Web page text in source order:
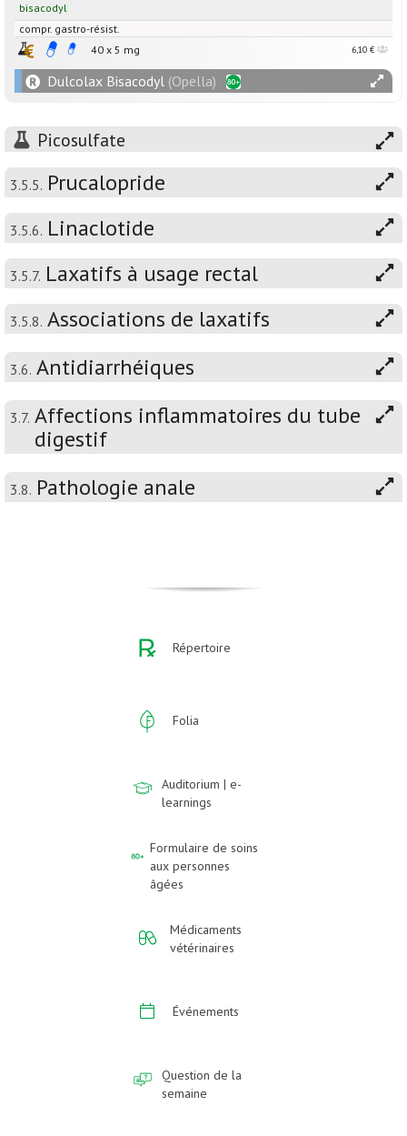
bisacodyl
compr. gastro-résist.
40 x 5 mg 6,10 €
Dulcolax Bisacodyl (Opella)
Picosulfate
3.5.5. Prucalopride
3.5.6. Linaclotide
3.5.7. Laxatifs à usage rectal
3.5.8. Associations de laxatifs
3.6. Antidiarrhéiques
3.7. Affections inflammatoires du tube
digestif
3.8. Pathologie anale
Répertoire
Folia
Auditorium | e-
learnings
Formulaire de soins
aux personnes
âgées
Médicaments
vétérinaires
Événements
Question de la
semaine